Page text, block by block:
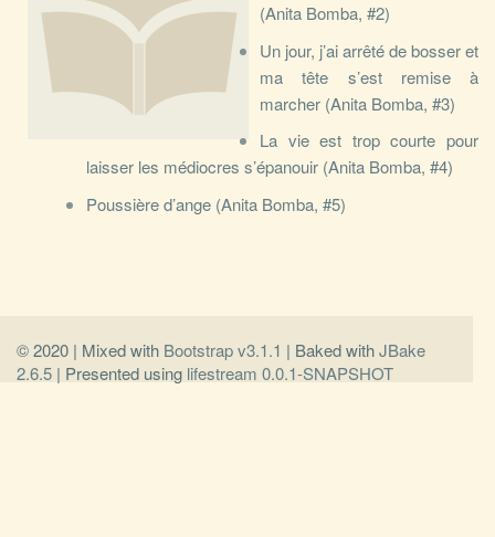
(Anita Bomba, #2)
Un jour, j’ai arrêté de bosser et
ma tête s’est remise à
marcher (Anita Bomba, #3)
La vie est trop courte pour
laisser les médiocres s’épanouir (Anita Bomba, #4)
Poussière d’ange (Anita Bomba, #5)
© 2020 | Mixed with Bootstrap v3.1.1 | Baked withJBake
2.6.5 | Presented using lifestream 0.0.1-SNAPSHOT